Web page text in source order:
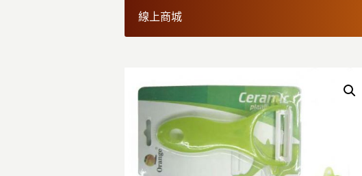
線上商城